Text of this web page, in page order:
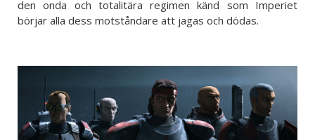
den onda och totalitära regimen känd som Imperiet
börjar alla dess motståndare att jagas och dödas.